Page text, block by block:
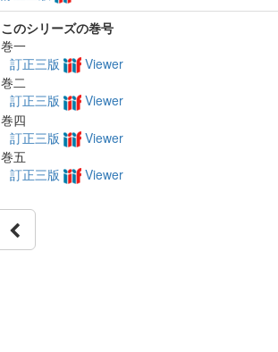
このシリーズの巻号
巻一
訂正三版
Viewer
巻二
訂正三版
Viewer
巻四
訂正三版
Viewer
巻五
訂正三版
Viewer